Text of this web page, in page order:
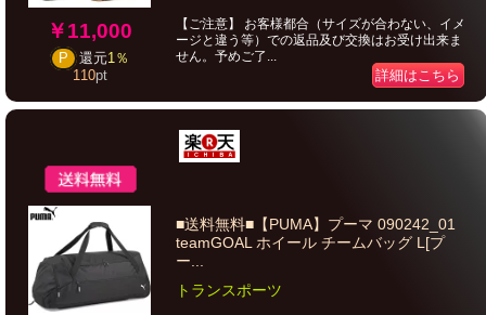
￥11,000
P 還元1％
110pt
【ご注意】 お客様都合（サイズが合わない、イメ
ージと違う等）での返品及び交換はお受け出来ま
せん。予めご了...
詳細はこちら
■送料無料■【PUMA】プーマ 090242_01
teamGOAL ホイール チームバッグ L[プ
ー...
トランスポーツ